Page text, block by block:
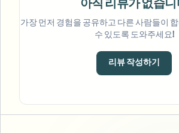
아직 리뷰가 없습니
가장 먼저 경험을 공유하고 다른 사람들이
수 있도록 도와주세요!
리뷰 작성하기